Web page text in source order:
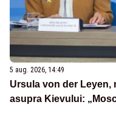
5 aug. 2026, 14:49
Ursula von der Leyen,
asupra Kievului: